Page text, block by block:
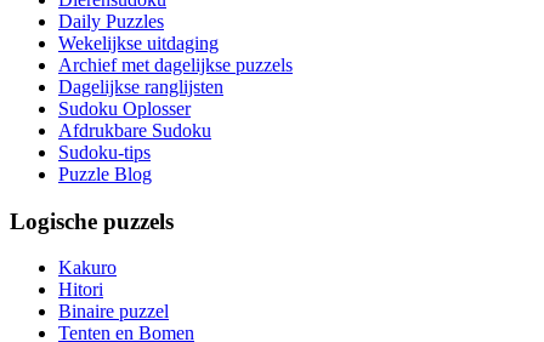
Daily Puzzles
Wekelijkse uitdaging
Archief met dagelijkse puzzels
Dagelijkse ranglijsten
Sudoku Oplosser
Afdrukbare Sudoku
Sudoku-tips
Puzzle Blog
Logische puzzels
Kakuro
Hitori
Binaire puzzel
Tenten en Bomen